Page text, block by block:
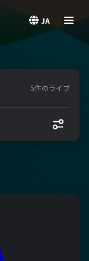
JA
5件のライブ